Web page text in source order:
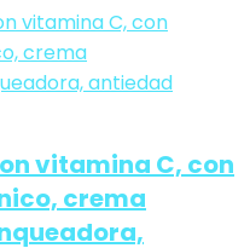
vitamina C, con
crema